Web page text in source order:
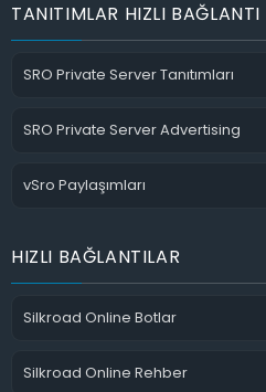
TANITIMLAR HIZLI BAĞLANTI
SRO Private Server Tanıtımları
SRO Private Server Advertising
vSro Paylaşımları
HIZLI BAĞLANTILAR
Silkroad Online Botlar
Silkroad Online Rehber